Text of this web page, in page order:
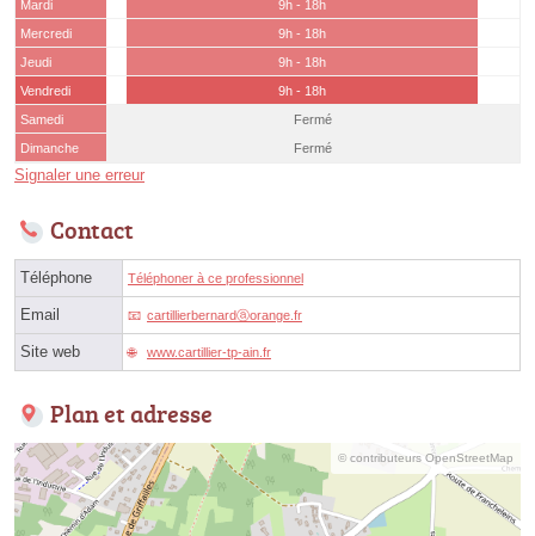
Mardi
9h - 18h
Mercredi
9h - 18h
Jeudi
9h - 18h
Vendredi
9h - 18h
Samedi
Fermé
Dimanche
Fermé
Signaler une erreur
Contact
Téléphone Téléphoner à ce professionnel
Email cartillierbernardⓐorange.fr
Site web www.cartillier-tp-ain.fr
Plan et adresse
© contributeurs OpenStreetMap